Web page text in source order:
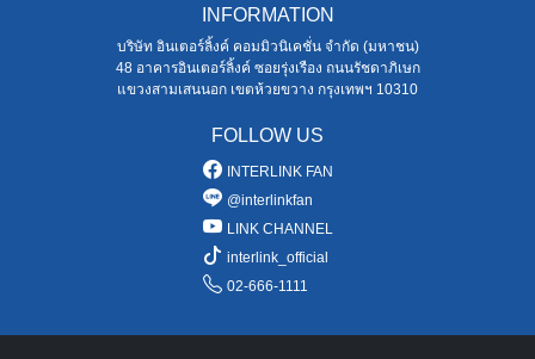
INFORMATION
บริษัท อินเตอร์ลิ้งค์ คอมมิวนิเคชั่น จำกัด (มหาชน)
48 อาคารอินเตอร์ลิ้งค์ ซอยรุ่งเรือง ถนนรัชดาภิเษก
แขวงสามเสนนอก เขตห้วยขวาง กรุงเทพฯ 10310
FOLLOW US
INTERLINK FAN
@interlinkfan
LINK CHANNEL
interlink_official
02-666-1111